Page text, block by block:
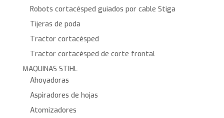
Robots cortacésped guiados por cable Stiga
Tijeras de poda
Tractor cortacésped
Tractor cortacésped de corte frontal
MAQUINAS STIHL
Ahoyadoras
Aspiradores de hojas
Atomizadores